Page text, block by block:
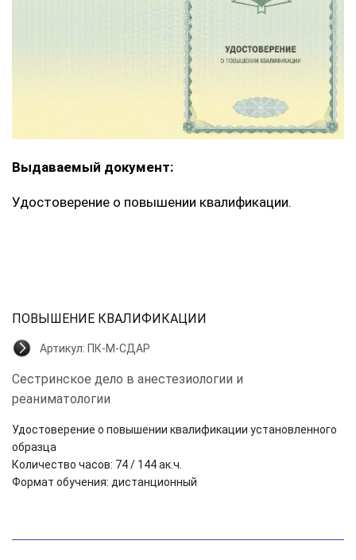
Выдаваемый документ:
Удостоверение о повышении квалификации.
ПОВЫШЕНИЕ КВАЛИФИКАЦИИ
Артикул: ПК-М-СДАР
Сестринское дело в анестезиологии и
реаниматологии
Удостоверение о повышении квалификации установленного
образца
Количество часов: 74 / 144 ак.ч.
Формат обучения: дистанционный